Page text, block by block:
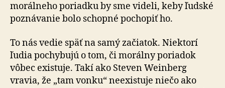
morálneho poriadku by sme videli, keby ľudské
poznávanie bolo schopné pochopiť ho.
To nás vedie späť na samý začiatok. Niektorí
ľudia pochybujú o tom, či morálny poriadok
vôbec existuje. Takí ako Steven Weinberg
vravia, že „tam vonku“ neexistuje niečo ako